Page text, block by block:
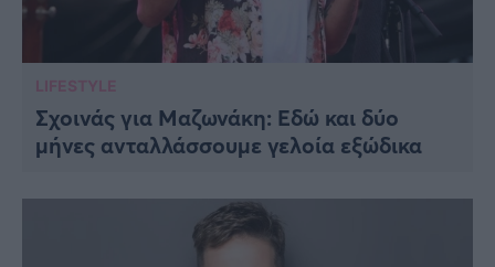
LIFESTYLE
Σχοινάς για Μαζωνάκη: Εδώ και δύο
μήνες ανταλλάσσουμε γελοία εξώδικα